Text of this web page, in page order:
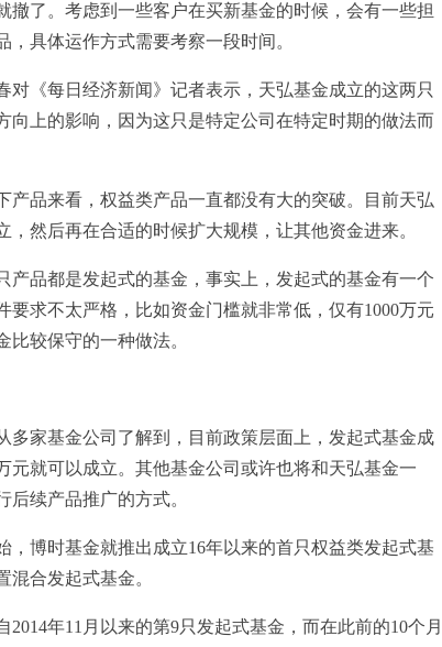
撤了。考虑到一些客户在买新基金的时候，会有一些担
具体运作方式需要考察一段时间。
《每日经济新闻》记者表示，天弘基金成立的这两只
向上的影响，因为这只是特定公司在特定时期的做法而
品来看，权益类产品一直都没有大的突破。目前天弘
，然后再在合适的时候扩大规模，让其他资金进来。
品都是发起式的基金，事实上，发起式的基金有一个
要求不太严格，比如资金门槛就非常低，仅有1000万元
比较保守的一种做法。
家基金公司了解到，目前政策层面上，发起式基金成
元就可以成立。其他基金公司或许也将和天弘基金一
续产品推广的方式。
博时基金就推出成立16年以来的首只权益类发起式基
合发起式基金。
年11月以来的第9只发起式基金，而在此前的10个月